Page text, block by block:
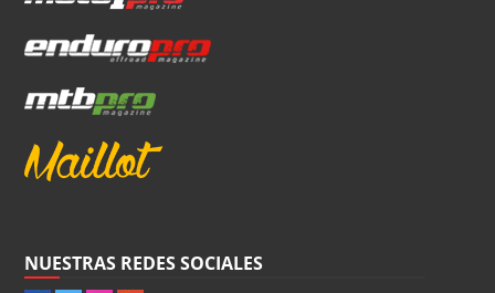
NUESTRAS REDES SOCIALES